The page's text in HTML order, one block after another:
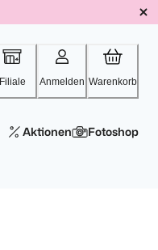
Filiale Anmelden Warenkorb
Aktionen Fotoshop